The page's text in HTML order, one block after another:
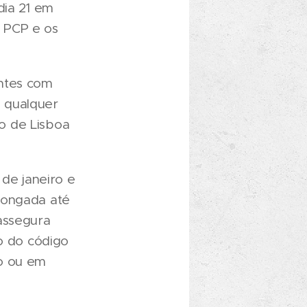
21 em
e os
com
qualquer
de Lisboa
janeiro e
até
do código
ou em